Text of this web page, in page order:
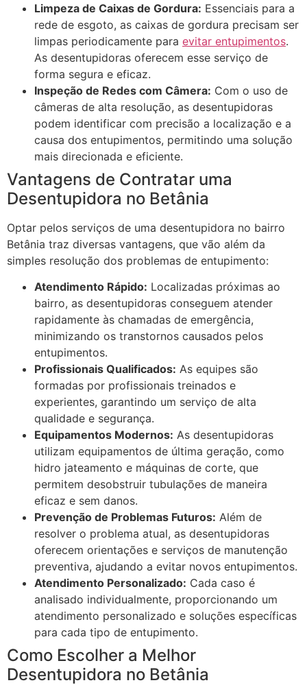
Limpeza de Caixas de Gordura: Essenciais para a
rede de esgoto, as caixas de gordura precisam ser
limpas periodicamente para evitar entupimentos.
As desentupidoras oferecem esse serviço de
forma segura e eficaz.
Inspeção de Redes com Câmera: Com o uso de
câmeras de alta resolução, as desentupidoras
podem identificar com precisão a localização e a
causa dos entupimentos, permitindo uma solução
mais direcionada e eficiente.
Vantagens de Contratar uma
Desentupidora no Betânia
Optar pelos serviços de uma desentupidora no bairro
Betânia traz diversas vantagens, que vão além da
simples resolução dos problemas de entupimento:
Atendimento Rápido: Localizadas próximas ao
bairro, as desentupidoras conseguem atender
rapidamente às chamadas de emergência,
minimizando os transtornos causados pelos
entupimentos.
Profissionais Qualificados: As equipes são
formadas por profissionais treinados e
experientes, garantindo um serviço de alta
qualidade e segurança.
Equipamentos Modernos: As desentupidoras
utilizam equipamentos de última geração, como
hidro jateamento e máquinas de corte, que
permitem desobstruir tubulações de maneira
eficaz e sem danos.
Prevenção de Problemas Futuros: Além de
resolver o problema atual, as desentupidoras
oferecem orientações e serviços de manutenção
preventiva, ajudando a evitar novos entupimentos.
Atendimento Personalizado: Cada caso é
analisado individualmente, proporcionando um
atendimento personalizado e soluções específicas
para cada tipo de entupimento.
Como Escolher a Melhor
Desentupidora no Betânia